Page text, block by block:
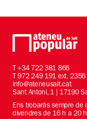
T+34 722 381 866
T 972 249 191 ext. 2356
info@ateneusalt.cat
Sant Antoni, 1 | 17190
Ens trobaràs sempre
divendres de 16 h a 20